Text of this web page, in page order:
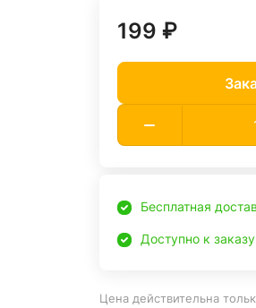
199 ₽
Бесплатная
Доступно к заказу
Цена действительна